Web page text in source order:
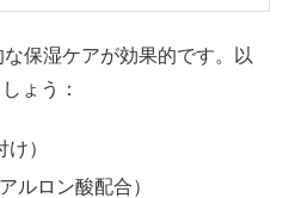
保湿ケアが効果的です。以
ょう：
）
ルロン酸配合）